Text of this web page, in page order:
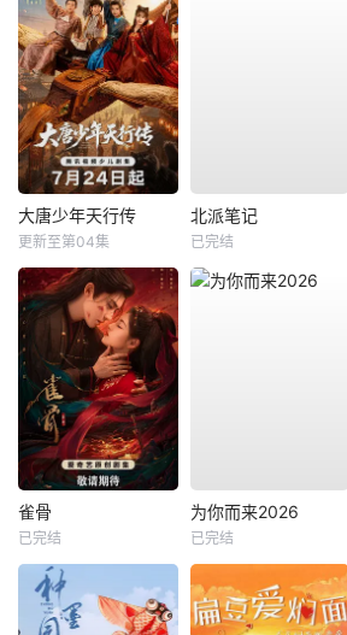
大唐少年天行传
更新至第04集
北派笔记
已完结
雀骨
已完结
为你而来2026
已完结